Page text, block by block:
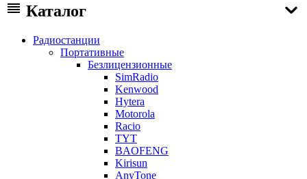
Каталог
Радиостанции
Портативные
Безлицензионные
SimRadio
Kenwood
Hytera
Motorola
Racio
TYT
BAOFENG
Kirisun
AnyTone